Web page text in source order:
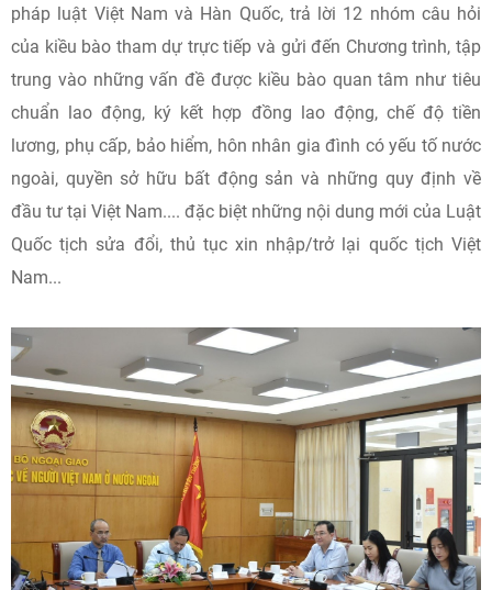
pháp luật Việt Nam và Hàn Quốc, trả lời 12 nhóm câu hỏi
của kiều bào tham dự trực tiếp và gửi đến Chương trình, tập
trung vào những vấn đề được kiều bào quan tâm như tiêu
chuẩn lao động, ký kết hợp đồng lao động, chế độ tiền
lương, phụ cấp, bảo hiểm, hôn nhân gia đình có yếu tố nước
ngoài, quyền sở hữu bất động sản và những quy định về
đầu tư tại Việt Nam.... đặc biệt những nội dung mới của Luật
Quốc tịch sửa đổi, thủ tục xin nhập/trở lại quốc tịch Việt
Nam...